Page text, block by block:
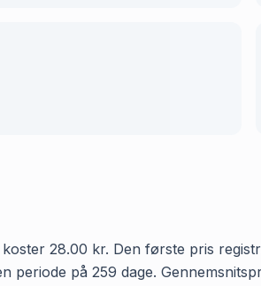
28.00 kr. Den første pris
periode på 259 dage.